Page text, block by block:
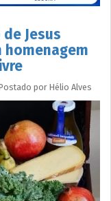
Jesus
porHélio Alves